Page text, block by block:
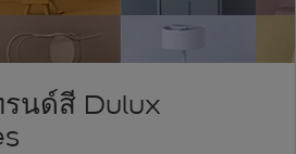
นด์สี Dulux